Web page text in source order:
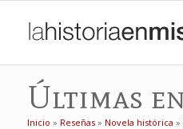
Últimas
Inicio » Reseñas» Novela histórica »